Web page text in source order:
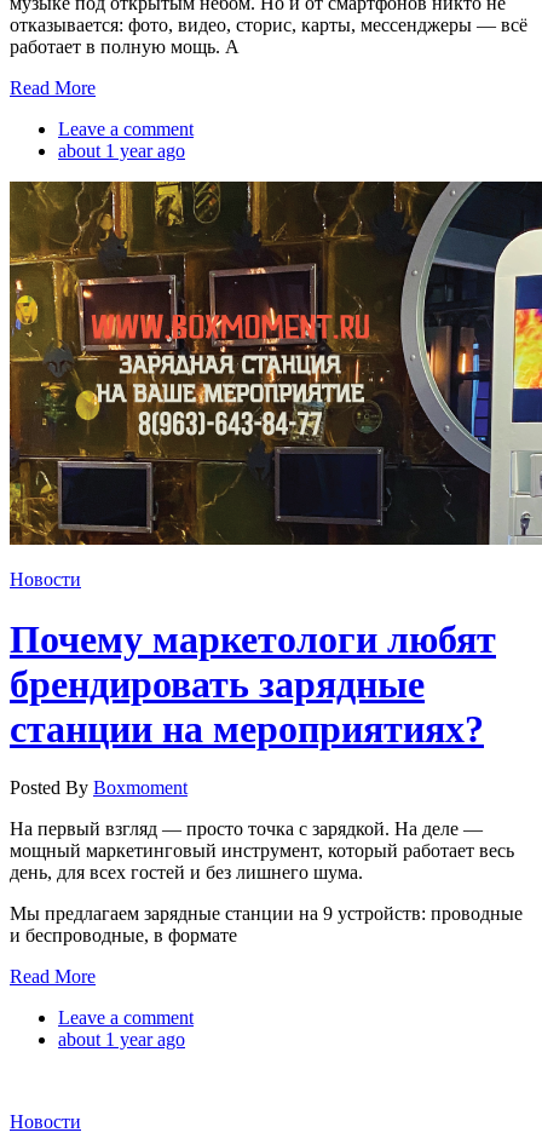
отказывается: фото, видео, сторис, карты, мессенджеры — всё
работает в полную мощь. А
Read More
Leave a comment
about 1 year ago
Новости
Почему маркетологи любят
брендировать зарядные
станции на мероприятиях?
Posted By Boxmoment
На первый взгляд — просто точка с зарядкой. На деле —
мощный маркетинговый инструмент, который работает весь
день, для всех гостей и без лишнего шума.
Мы предлагаем зарядные станции на 9 устройств: проводные
и беспроводные, в формате
Read More
Leave a comment
about 1 year ago
Новости